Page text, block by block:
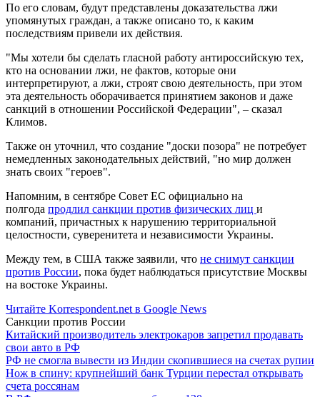
По его словам, будут представлены доказательства лжи
упомянутых граждан, а также описано то, к каким
последствиям привели их действия.
"Мы хотели бы сделать гласной работу антироссийскую тех,
кто на основании лжи, не фактов, которые они
интерпретируют, а лжи, строят свою деятельность, при этом
эта деятельность оборачивается принятием законов и даже
санкций в отношении Российской Федерации", – сказал
Климов.
Также он уточнил, что создание "доски позора" не потребует
немедленных законодательных действий, "но мир должен
знать своих "героев".
Напомним, в сентябре Совет ЕС официально на
полгода продлил санкции против физических лиц и
компаний, причастных к нарушению территориальной
целостности, суверенитета и независимости Украины.
Между тем, в США также заявили, что не снимут санкции
против России, пока будет наблюдаться присутствие Москвы
на востоке Украины.
Читайте Korrespondent.net в Google News
Санкции против России
Китайский производитель электрокаров запретил продавать
свои авто в РФ
РФ не смогла вывести из Индии скопившиеся на счетах рупии
Нож в спину: крупнейший банк Турции перестал открывать
счета россянам